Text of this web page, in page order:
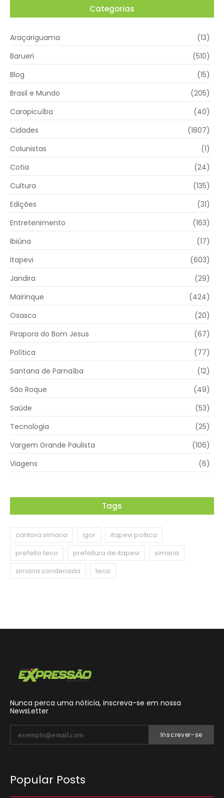
Categorias
Araçariguama
(13)
Barueri
(510)
Blog
(15)
Brasil e Mundo
(205)
Carapicuíba
(40)
Cidades
(1807)
Colunistas
(1)
Cotia
(24)
Cultura
(135)
Edições
(31)
Entretenimento
(163)
Ibiúna
(17)
Itapevi
(603)
Jandira
(29)
Mairinque
(424)
Osasco
(20)
Pirapora do Bom Jesus
(67)
Política
(77)
Santana de Parnaíba
(12)
São Roque
(49)
Saúde
(53)
Tecnologia
(25)
Vargem Grande Paulista
(106)
Viagens
(6)
Tags
cantora simaria igor
itapevi poítica
prefeito teco
prefeitura de itapevi
simaria
simaria condenada
teco
Nunca perca uma nóticia, inscreva-se em nossa
NewsLetter
Inscrever-se
Popular Posts